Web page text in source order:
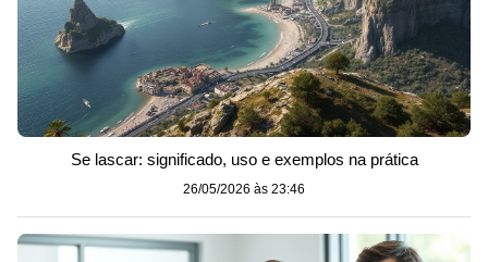
Se lascar: significado, uso e exemplos na prática
26/05/2026 às 23:46